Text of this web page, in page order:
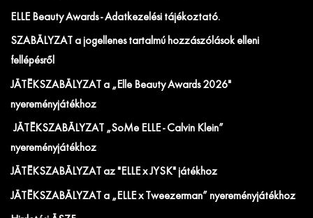
ELLE Beauty Awards - Adatkezelési tájékoztató.
SZABÁLYZAT a jogellenes tartalmú hozzászólások elleni
fellépésről
JÁTÉKSZABÁLYZAT a „Elle Beauty Awards 2026"
nyereményjátékhoz
JÁTÉKSZABÁLYZAT „SoMe ELLE - Calvin Klein”
nyereményjátékhoz
JÁTÉKSZABÁLYZAT az "ELLE x JYSK" játékhoz
JÁTÉKSZABÁLYZAT a „ELLE x Tweezerman” nyereményjátékhoz